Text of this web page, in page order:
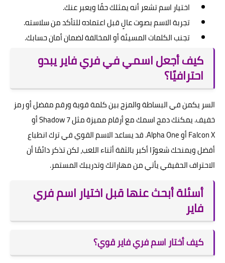
اختيار اسم تشعر أنه يمثلك حقًا ويعبر عنك.
تجربة الاسم بصوت عالٍ قبل اعتماده للتأكد من سلاسته.
تجنب الكلمات المسيئة أو المخالفة لضمان أمان حسابك.
كيف أجعل اسمي في فري فاير يبدو
احترافيًا؟
السر يكمن في البساطة والمزج بين كلمة قوية ورقم مفضل أو رمز
خفيف. يمكنك دمج اسمك مع أرقام مميزة مثل Shadow 7 أو
Falcon X أو Alpha One. قد يساعد الاسم القوي في ترك انطباع
أفضل ويمنحك شعورًا أكبر بالثقة أثناء اللعب، لكن تذكر دائمًا أن
الاحتراف الحقيقي يأتي من مهاراتك وتدريبك المستمر.
أسئلة أبحث عنها قبل اختيار اسم فري
فاير
كيف أختار اسم فري فاير قوي؟